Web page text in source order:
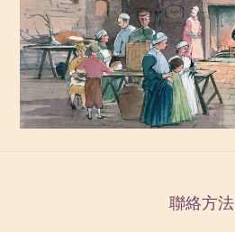
聯絡方法